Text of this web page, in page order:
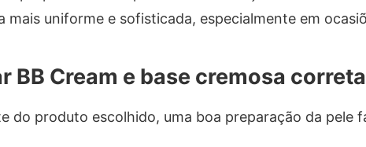
mais uniforme e sofisticada, especialmente em
BB Cream e base cremosa
do produto escolhido, uma boa preparação da pele